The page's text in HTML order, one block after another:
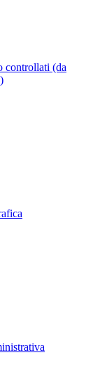
controllati (da